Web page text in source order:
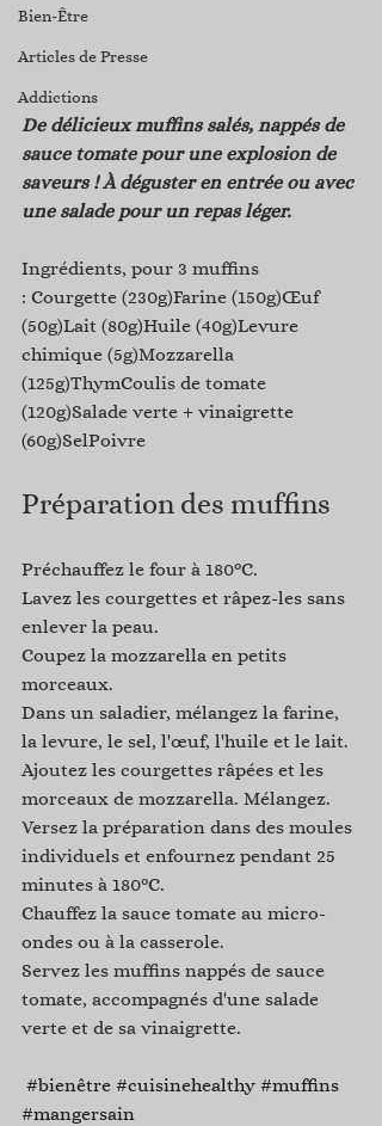
Bien-Être
Articles de Presse
Addictions
De délicieux muffins salés, nappés de
sauce tomate pour une explosion de
saveurs ! À déguster en entrée ou avec
une salade pour un repas léger.
Ingrédients, pour 3 muffins
: Courgette (230g)Farine (150g)Œuf
(50g)Lait (80g)Huile (40g)Levure
chimique (5g)Mozzarella
(125g)ThymCoulis de tomate
(120g)Salade verte + vinaigrette
(60g)SelPoivre
Préparation des muffins
Préchauffez le four à 180°C.
Lavez les courgettes et râpez-les sans
enlever la peau.
Coupez la mozzarella en petits
morceaux.
Dans un saladier, mélangez la farine,
la levure, le sel, l'œuf, l'huile et le lait.
Ajoutez les courgettes râpées et les
morceaux de mozzarella. Mélangez.
Versez la préparation dans des moules
individuels et enfournez pendant 25
minutes à 180°C.
Chauffez la sauce tomate au micro-
ondes ou à la casserole.
Servez les muffins nappés de sauce
tomate, accompagnés d'une salade
verte et de sa vinaigrette.
#bienêtre #cuisinehealthy #muffins
#mangersain